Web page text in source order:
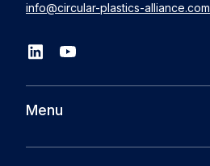
info@circular-plastics-alliance.com
Menu
Over ons